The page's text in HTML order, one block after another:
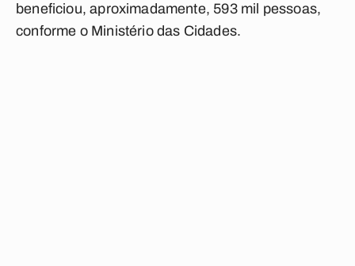
beneficiou, aproximadamente, 593 mil pessoas,
conforme o Ministério das Cidades.